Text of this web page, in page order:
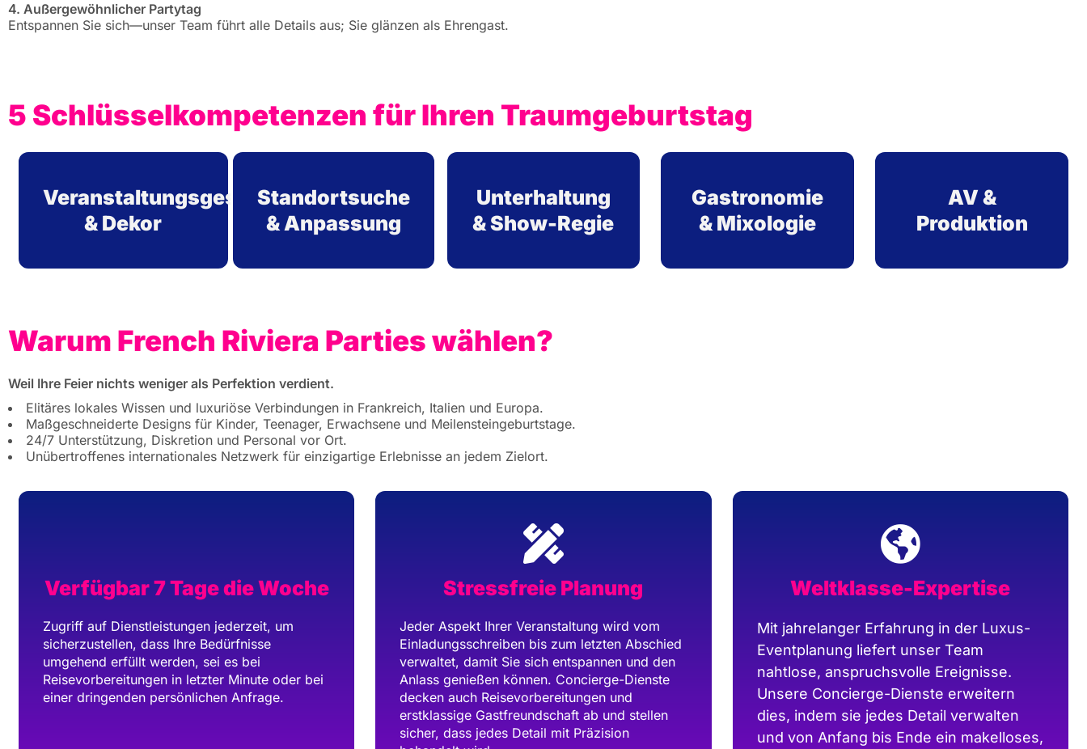
4. Außergewöhnlicher Partytag
Entspannen Sie sich—unser Team führt alle Details aus; Sie glänzen als Ehrengast.
5 Schlüsselkompetenzen für Ihren Traumgeburtstag
Veranstaltungsgestaltung
& Dekor
Standortsuche
& Anpassung
Unterhaltung
& Show-Regie
Gastronomie
& Mixologie
AV &
Produktion
Warum French Riviera Parties wählen?
Weil Ihre Feier nichts weniger als Perfektion verdient.
Elitäres lokales Wissen und luxuriöse Verbindungen in Frankreich, Italien und Europa.
Maßgeschneiderte Designs für Kinder, Teenager, Erwachsene und Meilensteingeburtstage.
24/7 Unterstützung, Diskretion und Personal vor Ort.
Unübertroffenes internationales Netzwerk für einzigartige Erlebnisse an jedem Zielort.
Verfügbar 7 Tage die Woche
Zugriff auf Dienstleistungen jederzeit, um
sicherzustellen, dass Ihre Bedürfnisse
umgehend erfüllt werden, sei es bei
Reisevorbereitungen in letzter Minute oder bei
einer dringenden persönlichen Anfrage.
Stressfreie Planung
Jeder Aspekt Ihrer Veranstaltung wird vom
Einladungsschreiben bis zum letzten Abschied
verwaltet, damit Sie sich entspannen und den
Anlass genießen können. Concierge-Dienste
decken auch Reisevorbereitungen und
erstklassige Gastfreundschaft ab und stellen
sicher, dass jedes Detail mit Präzision
Weltklasse-Expertise
Mit jahrelanger Erfahrung in der Luxus-
Eventplanung liefert unser Team
nahtlose, anspruchsvolle Ereignisse.
Unsere Concierge-Dienste erweitern
dies, indem sie jedes Detail verwalten
und von Anfang bis Ende ein makelloses,